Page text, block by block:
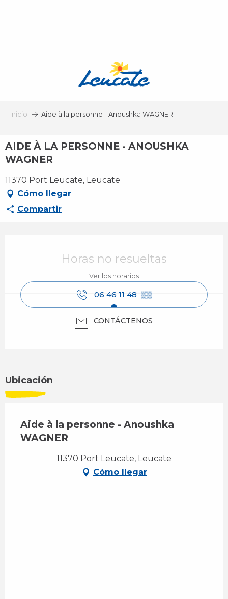
Inicio Aide à la personne - Anoushka WAGNER
AIDE À LA PERSONNE - ANOUSHKA
WAGNER
11370 Port Leucate, Leucate
Cómo llegar
Compartir
Horas no resueltas
Ver los horarios
06 46 11 48 ▒▒
CONTÁCTENOS
Ubicación
Aide à la personne - Anoushka
WAGNER
11370 Port Leucate, Leucate
Cómo llegar